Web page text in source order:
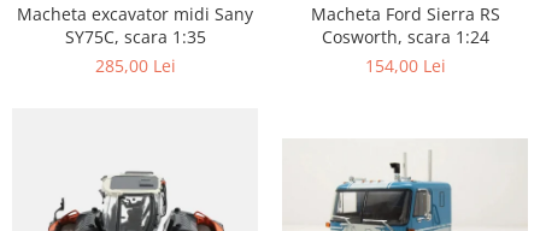
Macheta excavator midi Sany
SY75C, scara 1:35
285,00 Lei
Macheta Ford Sierra RS
Cosworth, scara 1:24
154,00 Lei